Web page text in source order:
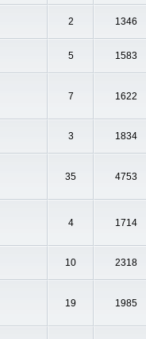
2 1346
5 1583
7 1622
3 1834
35 4753
4 1714
10 2318
19 1985